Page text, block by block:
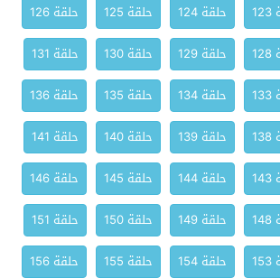
حلقة 124 حلقة 125
حلقة 126
حلقة 129 حلقة 130
حلقة 131
حلقة 134 حلقة 135
حلقة 136
حلقة 139 حلقة 140
حلقة 141
حلقة 144 حلقة 145
حلقة 146
حلقة 149 حلقة 150
حلقة 151
حلقة 154 حلقة 155 حلقة 156